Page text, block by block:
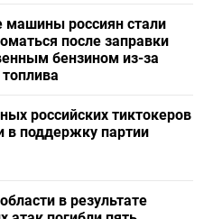
машины россиян стали
после заправки
бензином из-за
российских тиктокеров
в поддержку партии
в результате